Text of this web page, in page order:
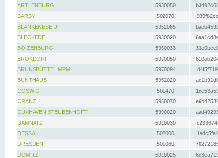
ARTLENBURG
5930050
BARBY
502070
BLANKENESE UF
5952065
BLECKEDE
5930020
BOIZENBURG
5930033
BROKDORF
5970050
BRUNSBÜTTEL MPM
5970094
BUNTHAUS
5952020
COSWIG
501470
CRANZ
5950070
CUXHAVEN STEUBENHÖFT
5990020
DAMNATZ
5910030
DESSAU
502000
DRESDEN
501060
DÖMITZ
5910025